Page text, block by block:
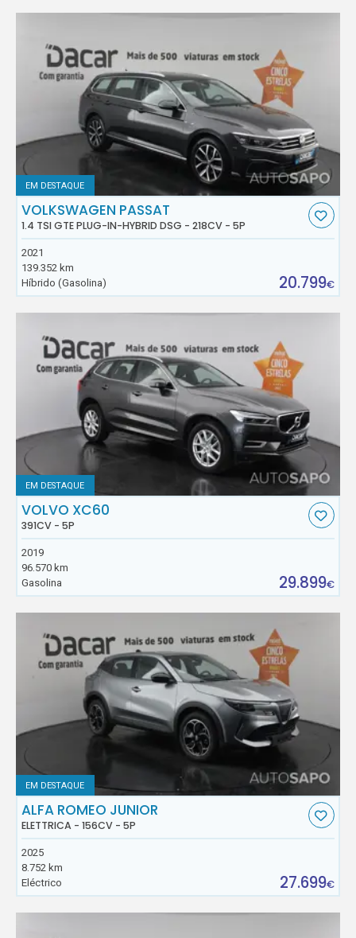
EM DESTAQUE
VOLKSWAGEN PASSAT
1.4 TSI GTE PLUG-IN-HYBRID DSG - 218CV - 5P
2021
139.352 km
Híbrido (Gasolina)
20.799€
EM DESTAQUE
VOLVO XC60
391CV - 5P
2019
96.570 km
Gasolina
29.899€
EM DESTAQUE
ALFA ROMEO JUNIOR
ELETTRICA - 156CV - 5P
2025
8.752 km
Eléctrico
27.699€